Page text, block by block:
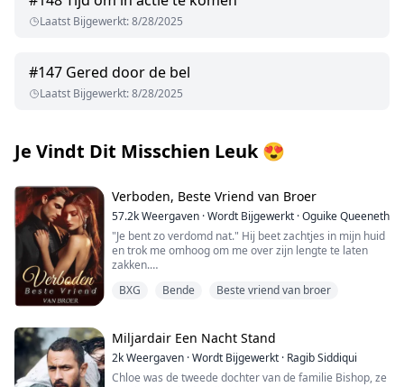
Laatst Bijgewerkt:8/28/2025
#147 Gered door de bel
Laatst Bijgewerkt:8/28/2025
Je Vindt Dit Misschien Leuk😍
Verboden, Beste Vriend van Broer
57.2kWeergaven ·Wordt Bijgewerkt ·Oguike Queeneth
"Je bent zo verdomd nat." Hij beet zachtjes in mijn huid
en trok me omhoog om me over zijn lengte te laten
zakken.
"Je gaat elke centimeter van me nemen." Hij fluisterde
"God, je voelt zo verdomd goed. Is dit wat je wilde, mijn
pik in je?" vroeg hij, wetende dat ik hem vanaf het begin
had verleid.
BXG Bende Beste vriend van broer
Miljardair Een Nacht Stand
2kWeergaven ·Wordt Bijgewerkt · Ragib Siddiqui
Chloe was de tweede dochter van de familie Bishop, ze